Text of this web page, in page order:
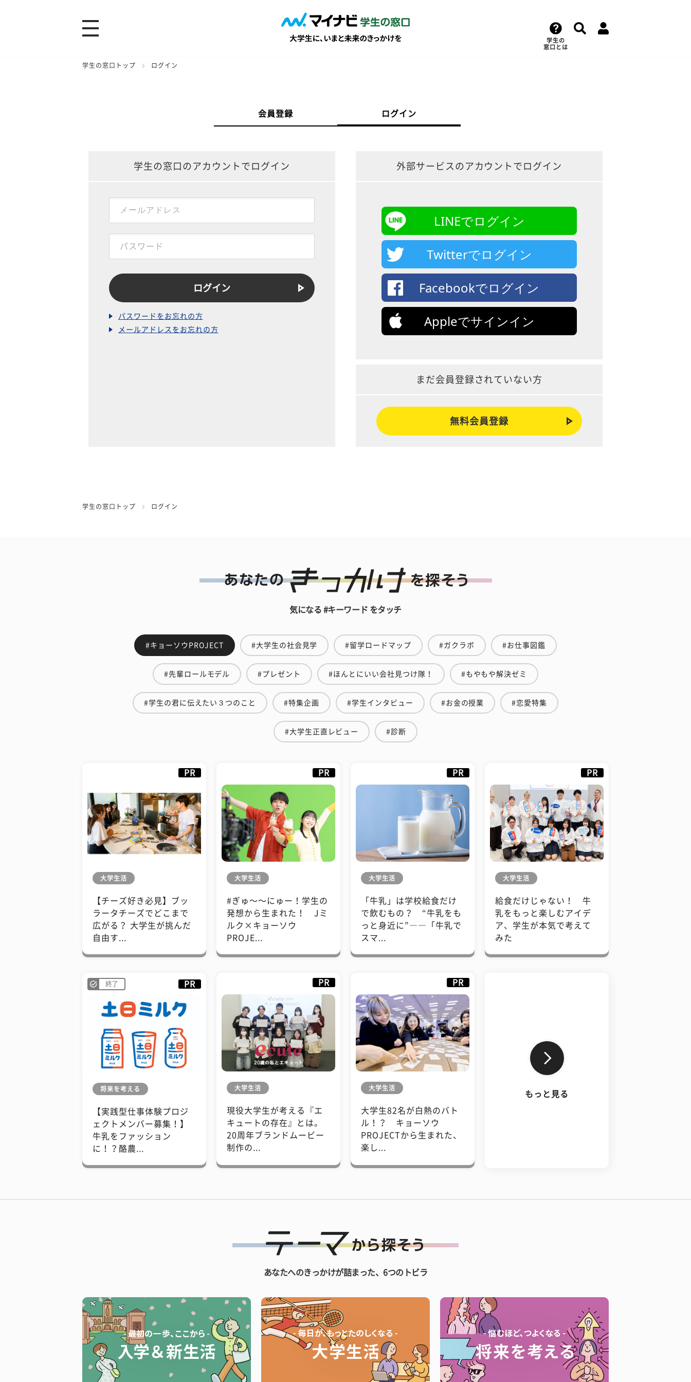
学生の
窓口とは
学生の窓口トップ ログイン
会員登録 ログイン
学生の窓口のアカウントでログイン
パスワードをお忘れの方
メールアドレスをお忘れの方
外部サービスのアカウントでログイン
LINEでログイン
Twitterでログイン
Facebookでログイン
Appleでサインイン
まだ会員登録されていない方
無料会員登録
学生の窓口トップ ログイン
気になる #キーワード をタッチ
#キョーソウPROJECT #大学生の社会見学 #留学ロードマップ #ガクラボ #お仕事図鑑
#先輩ロールモデル #プレゼント #ほんとにいい会社見つけ隊！ #もやもや解決ゼミ
#学生の君に伝えたい３つのこと #特集企画 #学生インタビュー #お金の授業 #恋愛特集
#大学生正直レビュー #診断
PR
大学生活
【チーズ好き必見】ブッ
ラータチーズでどこまで
広がる？ 大学生が挑んだ
自由す...
PR
大学生活
#ぎゅ〜〜にゅー！学生の
発想から生まれた！ Jミ
ルク×キョーソウ
PROJE...
PR
大学生活
「牛乳」は学校給食だけ
で飲むもの？ “牛乳をも
っと身近に”――「牛乳で
スマ...
PR
大学生活
給食だけじゃない！ 牛
乳をもっと楽しむアイデ
ア、学生が本気で考えて
みた
終了 PR
将来を考える
【実践型仕事体験プロジ
ェクトメンバー募集！】
牛乳をファッション
に！？酪農...
PR
大学生活
現役大学生が考える『エ
キュートの存在』とは。
20周年ブランドムービー
制作の...
PR
大学生活
大学生82名が白熱のバト
ル！？ キョーソウ
PROJECTから生まれた、
楽し...
もっと見る
あなたへのきっかけが詰まった、6つのトビラ